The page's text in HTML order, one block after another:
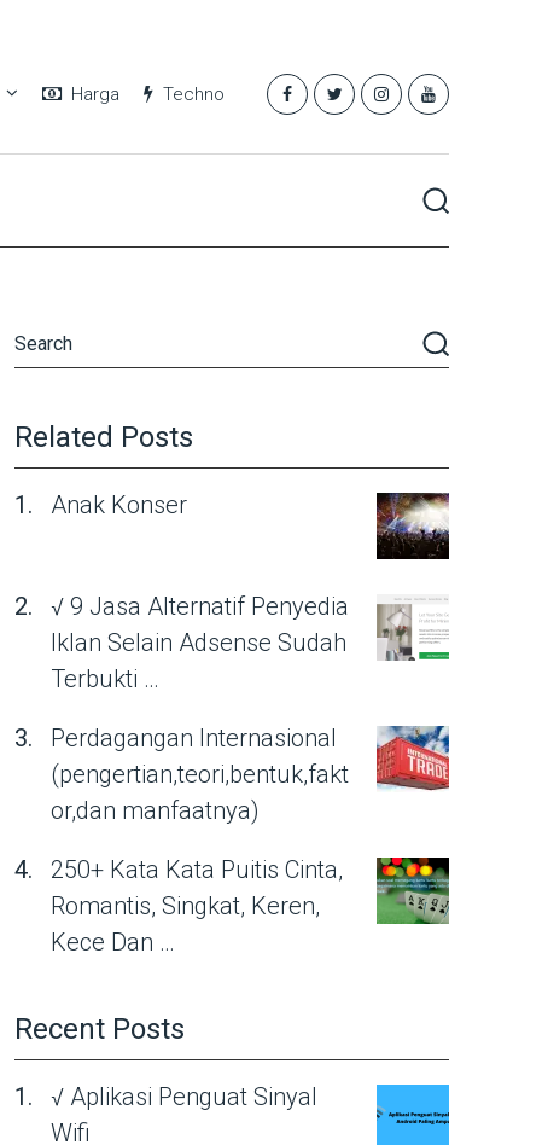
Harga Techno
Related Posts
Anak Konser
√ 9 Jasa Alternatif Penyedia
Iklan Selain Adsense Sudah
Terbukti …
Perdagangan Internasional
(pengertian,teori,bentuk,fakt
or,dan manfaatnya)
250+ Kata Kata Puitis Cinta,
Romantis, Singkat, Keren,
Kece Dan …
Recent Posts
√ Aplikasi Penguat Sinyal
Wifi